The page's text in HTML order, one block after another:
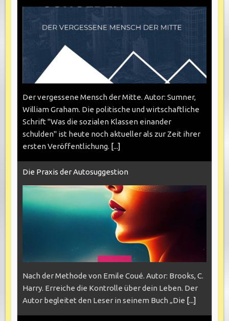
Der vergessene Mensch der Mitte. Autor: Sumner,
William Graham. Die politische und wirtschaftliche
Schrift "Was die sozialen Klassen einander
schulden" ist heute noch aktueller als zur Zeit ihrer
ersten Veröffentlichung. [...]
Die Praxis der Autosuggestion
Nach der Methode von Emile Coué. Autor: Brooks, C.
Harry. Erreiche die Kontrolle über dein Leben. Der
Autor begleitet den Leser in seinem Buch „Die [...]